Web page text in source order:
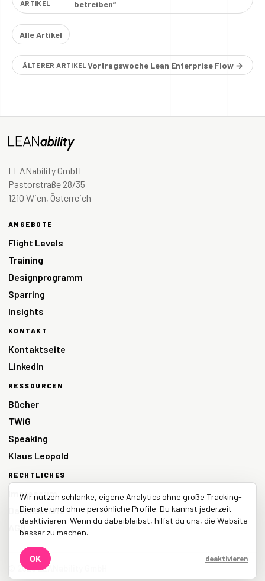
ARTIKEL
betreiben“
Alle Artikel
ÄLTERER ARTIKELVortragswoche Lean Enterprise Flow →
LEANability GmbH
Pastorstraße 28/35
1210 Wien, Österreich
ANGEBOTE
Flight Levels
Training
Designprogramm
Sparring
Insights
KONTAKT
Kontaktseite
LinkedIn
RESSOURCEN
Bücher
TWiG
Speaking
Klaus Leopold
RECHTLICHES
Impressum
Datenschutz
AGB
© 2026 LEANability GmbH
Wir nutzen schlanke, eigene Analytics ohne große Tracking-
Dienste und ohne persönliche Profile. Du kannst jederzeit
deaktivieren. Wenn du dabeibleibst, hilfst du uns, die Website
besser zu machen.
OK deaktivieren